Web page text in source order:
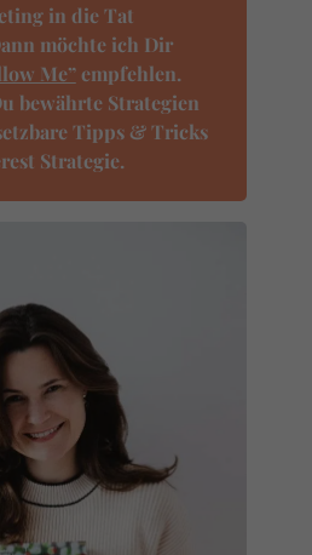
in die Tat
möchte ich Dir
Me”empfehlen.
bewährte Strategien
Tipps & Tricks
Strategie.